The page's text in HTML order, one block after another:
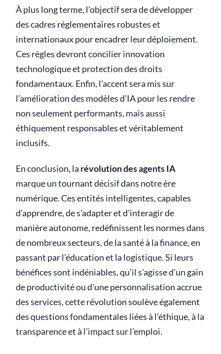
À plus long terme, l’objectif sera de développer
des cadres réglementaires robustes et
internationaux pour encadrer leur déploiement.
Ces règles devront concilier innovation
technologique et protection des droits
fondamentaux. Enfin, l’accent sera mis sur
l’amélioration des modèles d’IA pour les rendre
non seulement performants, mais aussi
éthiquement responsables et véritablement
inclusifs.
En conclusion, la révolution des agents IA
marque un tournant décisif dans notre ère
numérique. Ces entités intelligentes, capables
d’apprendre, de s’adapter et d’interagir de
manière autonome, redéfinissent les normes dans
de nombreux secteurs, de la santé à la finance, en
passant par l’éducation et la logistique. Si leurs
bénéfices sont indéniables, qu’il s'agisse d'un gain
de productivité ou d'une personnalisation accrue
des services, cette révolution soulève également
des questions fondamentales liées à l’éthique, à la
transparence et à l’impact sur l’emploi.